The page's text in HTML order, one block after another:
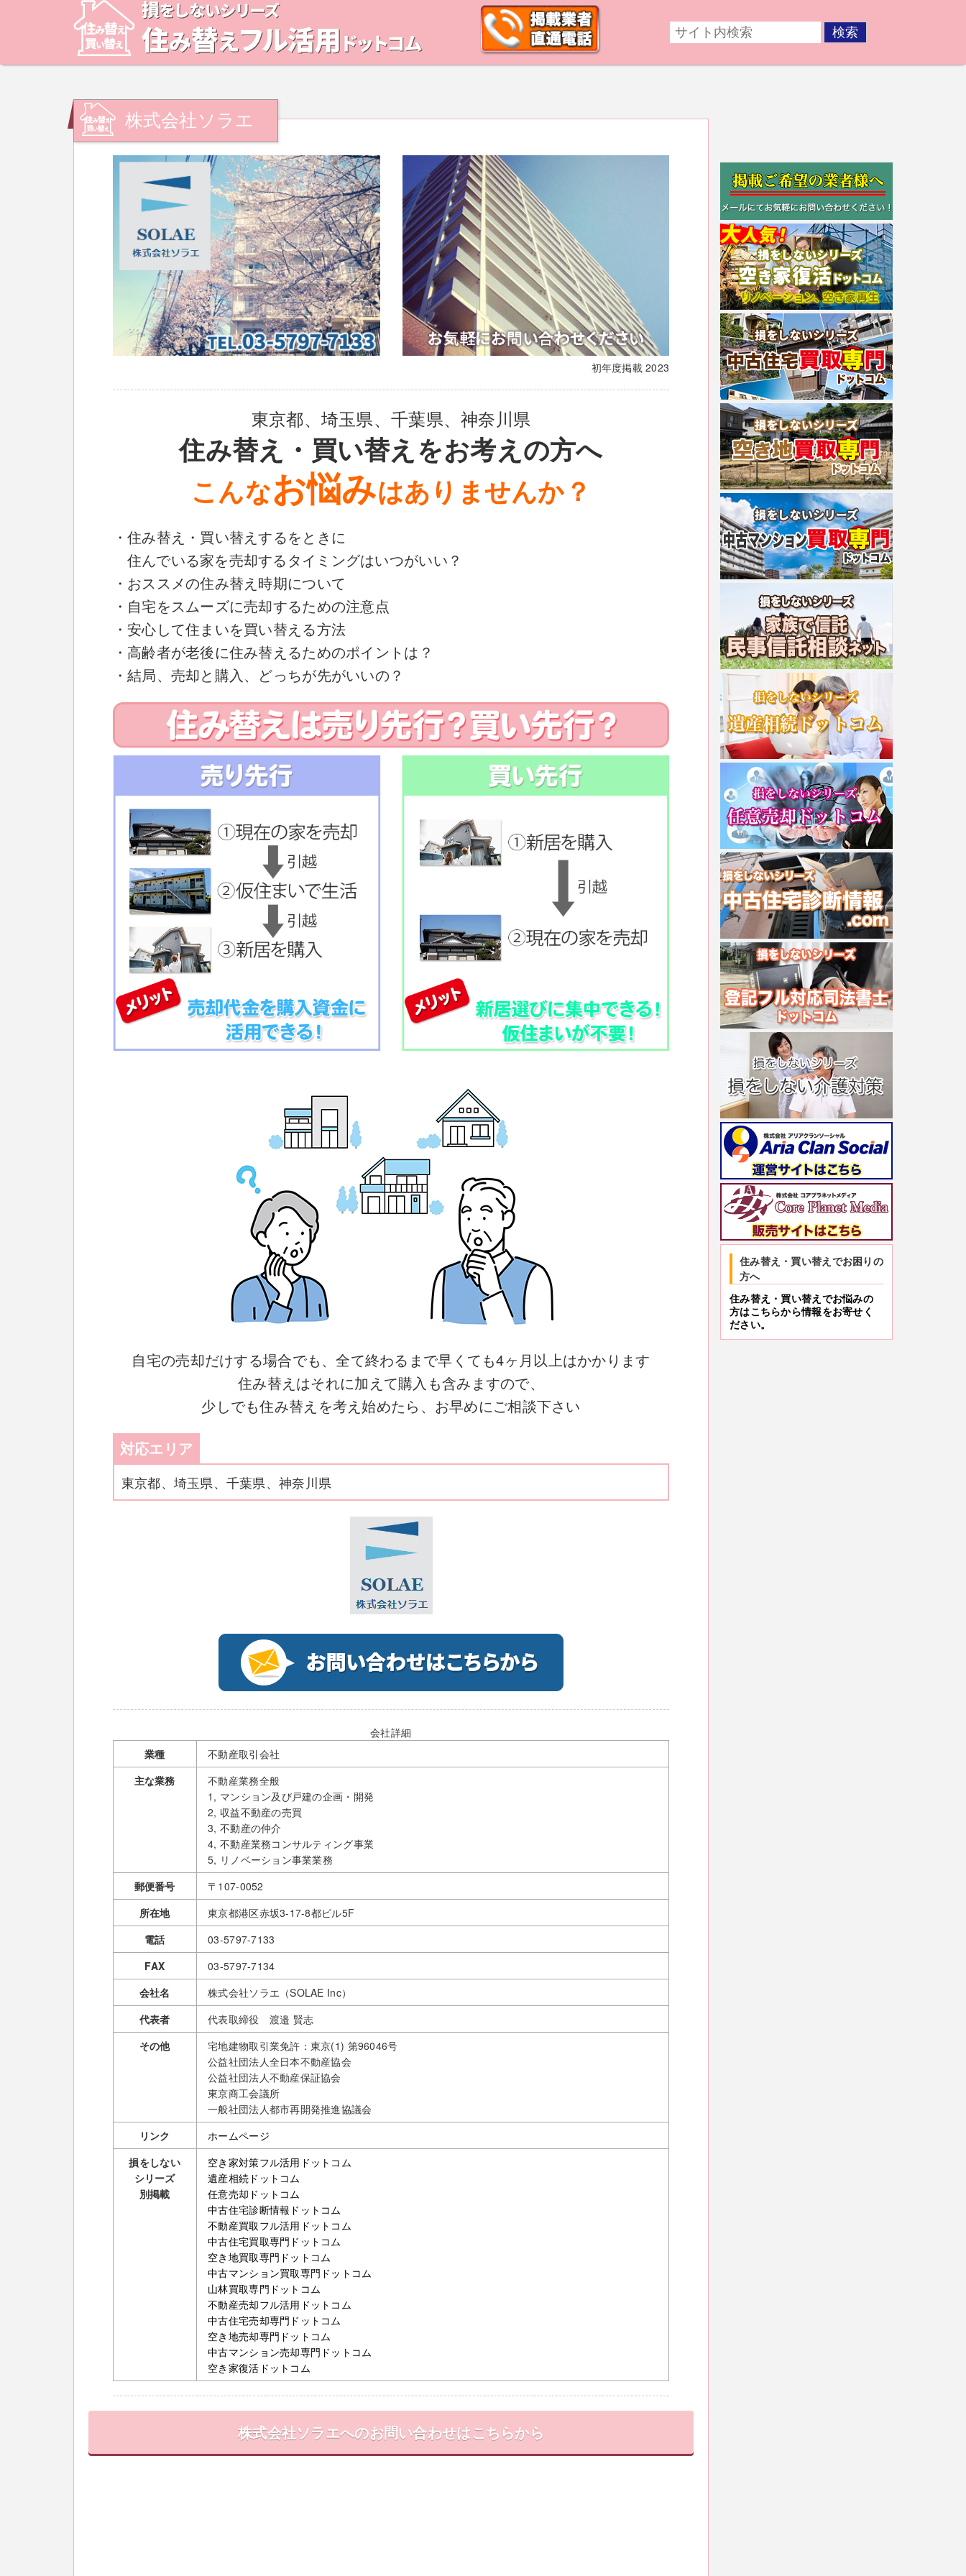
株式会社ソラエ
初年度掲載2023
東京都、埼玉県、千葉県、神奈川県
住み替え・買い替えをお考えの方へ
こんなお悩みはありませんか？
・住み替え・買い替えするをときに
住んでいる家を売却するタイミングはいつがいい？
・おススメの住み替え時期について
・自宅をスムーズに売却するための注意点
・安心して住まいを買い替える方法
・高齢者が老後に住み替えるためのポイントは？
・結局、売却と購入、どっちが先がいいの？
自宅の売却だけする場合でも、全て終わるまで早くても4ヶ月以上はかかります
住み替えはそれに加えて購入も含みますので、
少しでも住み替えを考え始めたら、お早めにご相談下さい
対応エリア
東京都、埼玉県、千葉県、神奈川県
会社詳細
業種
不動産取引会社
主な業務
不動産業務全般
1, マンション及び戸建の企画・開発
2, 収益不動産の売買
3, 不動産の仲介
4, 不動産業務コンサルティング事業
5, リノベーション事業業務
郵便番号
〒107-0052
所在地
東京都港区赤坂3-17-8都ビル5F
電話
03-5797-7133
FAX
03-5797-7134
会社名
株式会社ソラエ（SOLAE Inc）
代表者
代表取締役 渡邉 賢志
その他
宅地建物取引業免許：東京(1) 第96046号
公益社団法人全日本不動産協会
公益社団法人不動産保証協会
東京商工会議所
一般社団法人都市再開発推進協議会
リンク
ホームページ
損をしない
シリーズ
別掲載
空き家対策フル活用ドットコム
遺産相続ドットコム
任意売却ドットコム
中古住宅診断情報ドットコム
不動産買取フル活用ドットコム
中古住宅買取専門ドットコム
空き地買取専門ドットコム
中古マンション買取専門ドットコム
山林買取専門ドットコム
不動産売却フル活用ドットコム
中古住宅売却専門ドットコム
空き地売却専門ドットコム
中古マンション売却専門ドットコム
空き家復活ドットコム
株式会社ソラエへのお問い合わせはこちらから
住み替え・買い替えでお困りの
方へ
住み替え・買い替えでお悩みの
方はこちらから情報をお寄せく
ださい。